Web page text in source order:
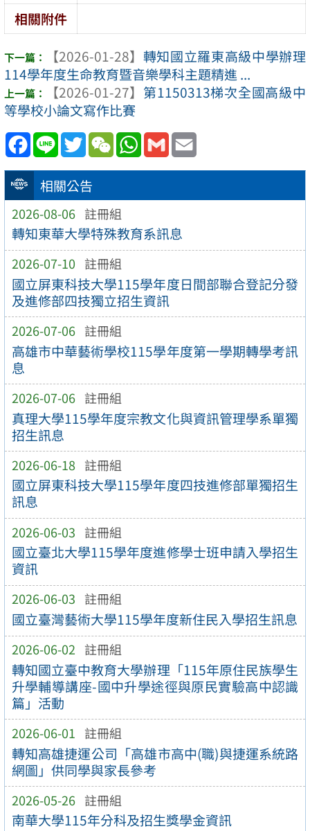
相關公告
2026-08-06 註冊組
轉知東華大學特殊教育系訊息
2026-07-10 註冊組
國立屏東科技大學115學年度日間部聯合登記分發
及進修部四技獨立招生資訊
2026-07-06 註冊組
高雄市中華藝術學校115學年度第一學期轉學考訊
息
2026-07-06 註冊組
真理大學115學年度宗教文化與資訊管理學系單獨
招生訊息
2026-06-18 註冊組
國立屏東科技大學115學年度四技進修部單獨招生
訊息
2026-06-03 註冊組
國立臺北大學115學年度進修學士班申請入學招生
資訊
2026-06-03 註冊組
國立臺灣藝術大學115學年度新住民入學招生訊息
2026-06-02 註冊組
轉知國立臺中教育大學辦理「115年原住民族學生
升學輔導講座-國中升學途徑與原民實驗高中認識
篇」活動
2026-06-01 註冊組
轉知高雄捷運公司「高雄市高中(職)與捷運系統路
網圖」供同學與家長參考
2026-05-26 註冊組
南華大學115年分科及招生獎學金資訊
相關附件
【2026-01-28】 轉知國立羅東高級中學辦理
114學年度生命教育暨音樂學科主題精進 ...
【2026-01-27】 第1150313梯次全國高級中
等學校小論文寫作比賽
Facebook
Line TwitterWeChatWhatsApp
Gmail